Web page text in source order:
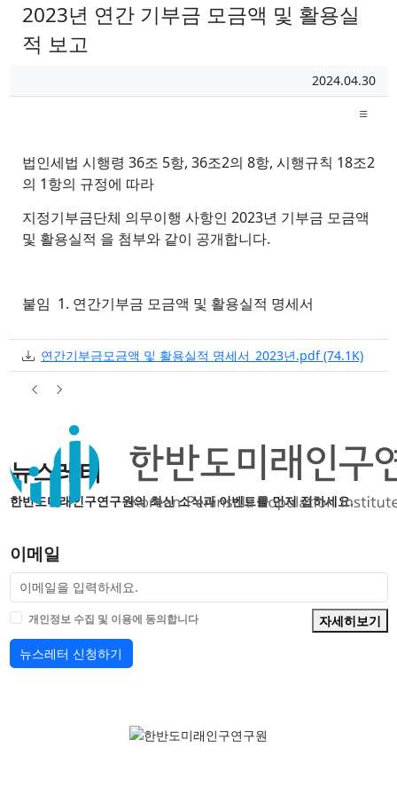
2023년 연간 기부금 모금액 및 활용실
적 보고
작성일
2024.04.30
법인세법 시행령 36조 5항, 36조2의 8항, 시행규칙 18조2
의 1항의 규정에 따라
지정기부금단체 의무이행 사항인 2023년 기부금 모금액
및 활용실적 을 첨부와 같이 공개합니다.
붙임 1. 연간기부금 모금액 및 활용실적 명세서
첨부
연간기부금모금액 및 활용실적 명세서_2023년.pdf파일크기
(74.1K)
뉴스레터
한반도미래인구연구원의 최신 소식과 이벤트를 먼저 접하세요.
이메일
개인정보 수집 및 이용에 동의합니다
자세히보기
뉴스레터 신청하기